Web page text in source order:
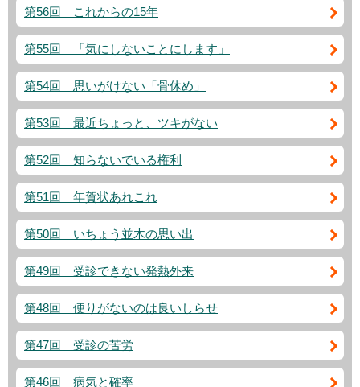
第56回 これからの15年
第55回 「気にしないことにします」
第54回 思いがけない「骨休め」
第53回 最近ちょっと、ツキがない
第52回 知らないでいる権利
第51回 年賀状あれこれ
第50回 いちょう並木の思い出
第49回 受診できない発熱外来
第48回 便りがないのは良いしらせ
第47回 受診の苦労
第46回 病気と確率